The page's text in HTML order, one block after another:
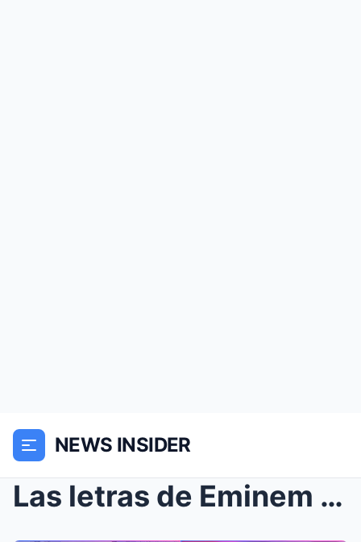
NEWS INSIDER
Las letras de Eminem intensifican la presión sobre...